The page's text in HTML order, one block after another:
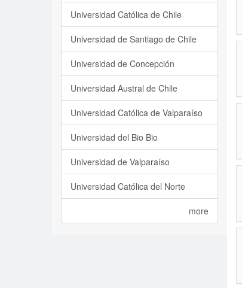
Universidad Católica de Chile
Universidad de Santiago de Chile
Universidad de Concepción
Universidad Austral de Chile
Universidad Católica de Valparaíso
Universidad del Bio Bio
Universidad de Valparaíso
Universidad Católica del Norte
more